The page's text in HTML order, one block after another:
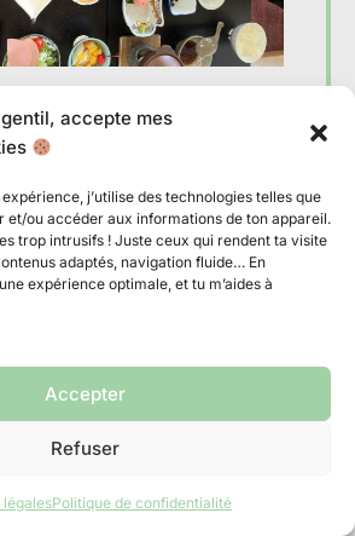
accepte mes
j’utilise des technologies telles que
et/ou accéder aux informations de ton appareil.
trop intrusifs ! Juste ceux qui rendent ta visite
adaptés, navigation fluide… En
expérience optimale, et tu m’aides à
Accepter
Refuser
légalesPolitique de confidentialité
cher au Japon : entre
et sushis à 5 €
un commentaire